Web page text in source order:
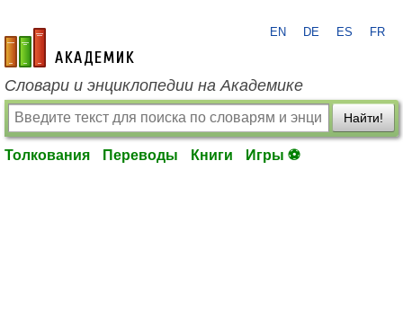
academic.ru
EN DE ES FR
Словари и энциклопедии на Академике
Найти!
Толкования Переводы Книги Игры ⚽